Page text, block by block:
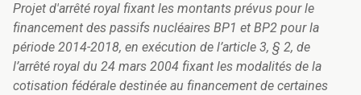
Projet d'arrêté royal fixant les montants prévus pour le
financement des passifs nucléaires BP1 et BP2 pour la
période 2014-2018, en exécution de l’article 3, § 2, de
l’arrêté royal du 24 mars 2004 fixant les modalités de la
cotisation fédérale destinée au financement de certaines